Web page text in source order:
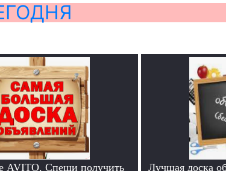
AVITO. Спеши получить
Лучшая доска